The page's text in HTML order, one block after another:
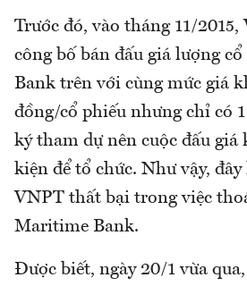
Trước đó, vào tháng 11/2015,
công bố bán đấu giá lượng
Bank trên với cùng mức giá
đồng/cổ phiếu nhưng chỉ có
ký tham dự nên cuộc đấu giá
kiện để tổ chức. Như vậy,
VNPT thất bại trong việc
Maritime Bank.
Được biết, ngày 20/1 vừa